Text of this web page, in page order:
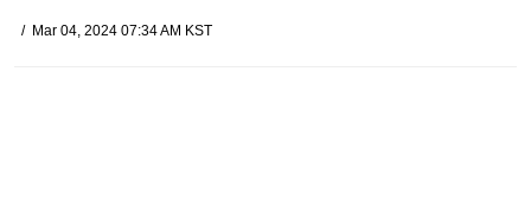
Mar 04, 2024 07:34 AM KST